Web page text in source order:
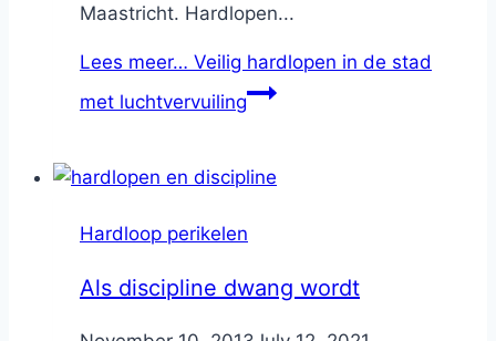
Maastricht. Hardlopen...
Lees meer… Veilig hardlopen in de stad
met luchtvervuiling
Hardloop perikelen
Als discipline dwang wordt